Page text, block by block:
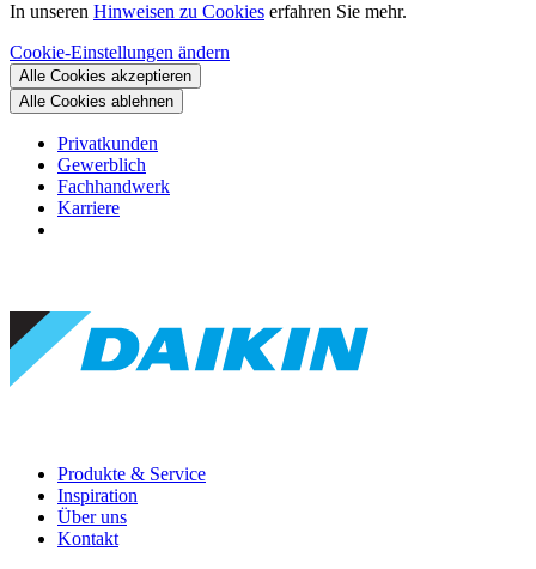
In unseren Hinweisen zu Cookies erfahren Sie mehr.
Cookie-Einstellungen ändern
Alle Cookies akzeptieren
Alle Cookies ablehnen
Privatkunden
Gewerblich
Fachhandwerk
Karriere
Produkte & Service
Inspiration
Über uns
Kontakt